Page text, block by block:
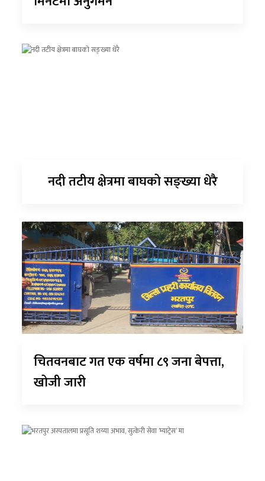
नदी तटीय क्षेत्रमा बाघको सङ्ख्या धेरै
चितवनबाट गत एक वर्षमा ८९ जना बेपत्ता,
खोजी जारी